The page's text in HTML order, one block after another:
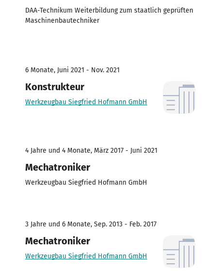
DAA-Technikum Weiterbildung zum staatlich geprüften
Maschinenbautechniker
6 Monate, Juni 2021 - Nov. 2021
Konstrukteur
Werkzeugbau Siegfried Hofmann GmbH
4 Jahre und 4 Monate, März 2017 - Juni 2021
Mechatroniker
Werkzeugbau Siegfried Hofmann GmbH
3 Jahre und 6 Monate, Sep. 2013 - Feb. 2017
Mechatroniker
Werkzeugbau Siegfried Hofmann GmbH